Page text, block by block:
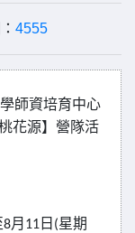
4555
師資培育中心
花源】營隊活
8月 11 日 (星期